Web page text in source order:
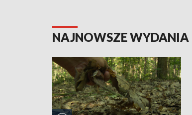
NAJNOWSZE